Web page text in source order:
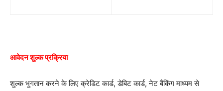
आवेदन शुल्क प्रक्रिया
शुल्क भुगतान करने के लिए क्रेडिट कार्ड, डेबिट कार्ड, नेट बैंकिंग माध्यम से